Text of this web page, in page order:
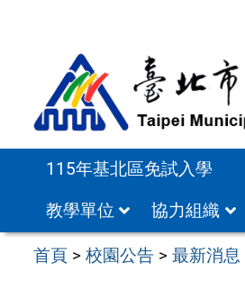
115年基北區免試入學
教學單位
協力組織
首頁 >校園公告 >最新消息